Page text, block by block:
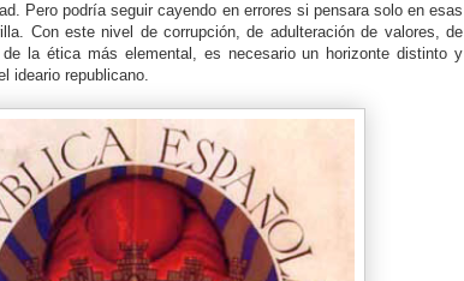
Pero podría seguir cayendo en errores si pensara solo en esas
Con este nivel de corrupción, de adulteración de valores, de
la ética más elemental, es necesario un horizonte distinto y
ideario republicano.